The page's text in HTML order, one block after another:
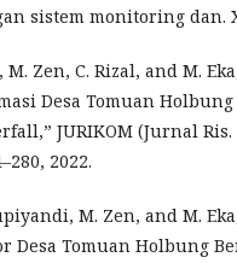
sistem monitoring dan.
Zen, C. Rizal, and M.
Desa Tomuan
JURIKOM (Jurnal
2022.
M. Zen, and M.
Desa Tomuan Holbung